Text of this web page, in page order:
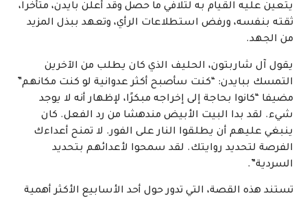
يتعين عليه القيام به لتلافي ما حصل وقد أعلن بايدن، متأخراً،
ثقته بنفسه، ورفض استطلاعات الرأي، وتعهد ببذل المزيد
من الجهد.
يقول آل شاربتون، الحليف الذي كان يطلب من الآخرين
التمسك ببايدن: “كنت سأصبح أكثر عدوانية لو كنت مكانهم”
مضيفا “كانوا بحاجة إلى إخراجه مبكرًا، لإظهار أنه لا يوجد
شيء. لقد بدا البيت الأبيض مندهشا من رد الفعل. كان
ينبغي عليهم أن يطلقوا النار على الفور. لا تمنح أعداءك
الفرصة لتحديد روايتك. لقد سمحوا لأعدائهم بتحديد
السردية”.
تستند هذه القصة، التي تدور حول أحد الأسابيع الأكثر أهمية